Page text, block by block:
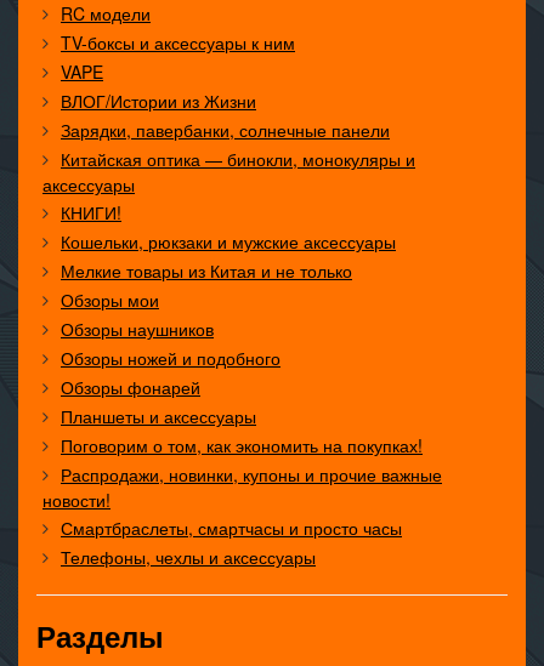
RC модели
TV-боксы и аксессуары к ним
VAPE
ВЛОГ/Истории из Жизни
Зарядки, павербанки, солнечные панели
Китайская оптика — бинокли, монокуляры и
аксессуары
КНИГИ!
Кошельки, рюкзаки и мужские аксессуары
Мелкие товары из Китая и не только
Обзоры мои
Обзоры наушников
Обзоры ножей и подобного
Обзоры фонарей
Планшеты и аксессуары
Поговорим о том, как экономить на покупках!
Распродажи, новинки, купоны и прочие важные
новости!
Смартбраслеты, смартчасы и просто часы
Телефоны, чехлы и аксессуары
Разделы